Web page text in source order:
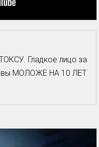
Гладкое лицо за
вы МОЛОЖЕ НА 10 ЛЕТ